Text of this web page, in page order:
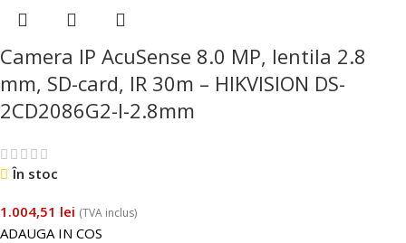
Camera IP AcuSense 8.0 MP, lentila 2.8
mm, SD-card, IR 30m – HIKVISION DS-
2CD2086G2-I-2.8mm
În stoc
1.004,51 lei (TVA inclus)
ADAUGA IN COS